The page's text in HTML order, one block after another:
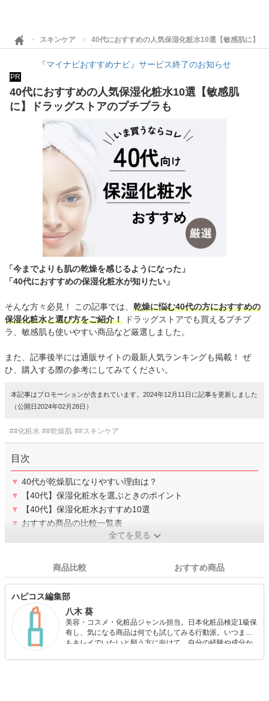
スキンケア 40代におすすめの人気保湿化粧水10選【敏感肌に】
『マイナビおすすめナビ』サービス終了のお知らせ
PR
40代におすすめの人気保湿化粧水10選【敏感肌
に】ドラッグストアのプチプラも
「今までよりも肌の乾燥を感じるようになった」
「40代におすすめの保湿化粧水が知りたい」
そんな方々必見！ この記事では、 乾燥に悩む40代の方におすすめの
保湿化粧水と選び方をご紹介！ ドラッグストアでも買えるプチプ
ラ、敏感肌も使いやすい商品など厳選しました。
また、記事後半には通販サイトの最新人気ランキングも掲載！ ぜ
ひ、購入する際の参考にしてみてください。
本記事はプロモーションが含まれています。2024年12月11日に記事を更新しました
（公開日2024年02月28日）
##化粧水 ##乾燥肌 ##スキンケア
目次
▼ 40代が乾燥肌になりやすい理由は？
▼
【40代】保湿化粧水を選ぶときのポイント
▼
【40代】保湿化粧水おすすめ10選
▼ おすすめ商品の比較一覧表
全てを見る
商品比較 おすすめ商品
ハピコス編集部
八木 葵
美容・コスメ・化粧品ジャンル担当。日本化粧品検定1級保
有し、気になる商品は何でも試してみる行動派。いつまで
もキレイでいたいと願う方に向けて、自分の経験や成分か